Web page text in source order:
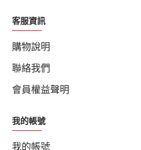
客服資訊
購物說明
聯絡我們
會員權益聲明
我的帳號
我的帳號